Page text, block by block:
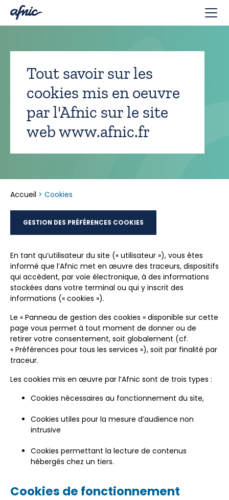
Tout savoir sur les
cookies mis en oeuvre
par l'Afnic sur le site
web www.afnic.fr
Accueil > Cookies
GESTION DES PRÉFÉRENCES COOKIES
En tant qu’utilisateur du site (« utilisateur »), vous êtes
informé que l’Afnic met en œuvre des traceurs, dispositifs
qui accèdent, par voie électronique, à des informations
stockées dans votre terminal ou qui y inscrit des
informations (« cookies »).
Le « Panneau de gestion des cookies » disponible sur cette
page vous permet à tout moment de donner ou de
retirer votre consentement, soit globalement (cf.
« Préférences pour tous les services »), soit par finalité par
traceur.
Les cookies mis en œuvre par l’Afnic sont de trois types :
Cookies nécessaires au fonctionnement du site,
Cookies utiles pour la mesure d’audience non
intrusive
Cookies permettant la lecture de contenus
hébergés chez un tiers.
Cookies de fonctionnement
Panneau de gestion des cookies